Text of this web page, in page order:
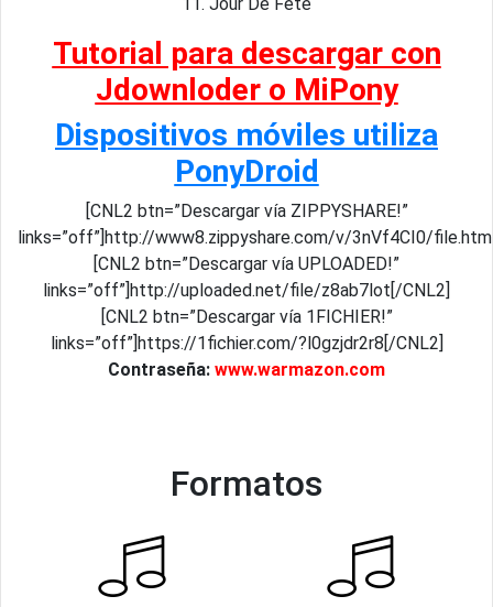
Tutorial para descargar con
Jdownloder o MiPony
Dispositivos móviles utiliza
PonyDroid
[CNL2 btn=”Descargar vía ZIPPYSHARE!”
links=”off”]http://www8.zippyshare.com/v/3nVf4CI0/
[CNL2 btn=”Descargar vía UPLOADED!”
links=”off”]http://uploaded.net/file/z8ab7lot[/CNL2]
[CNL2 btn=”Descargar vía 1FICHIER!”
links=”off”]https://1fichier.com/?l0gzjdr2r8[/CNL2]
Contraseña: www.warmazon.com
Formatos